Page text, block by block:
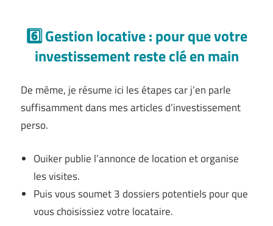
6️⃣ Gestion locative : pour que votre
investissement reste clé en main
De même, je résume ici les étapes car j’en parle
suffisamment dans mes articles d’investissement
perso.
Ouiker publie l’annonce de location et organise
les visites.
Puis vous soumet 3 dossiers potentiels pour que
vous choisissiez votre locataire.